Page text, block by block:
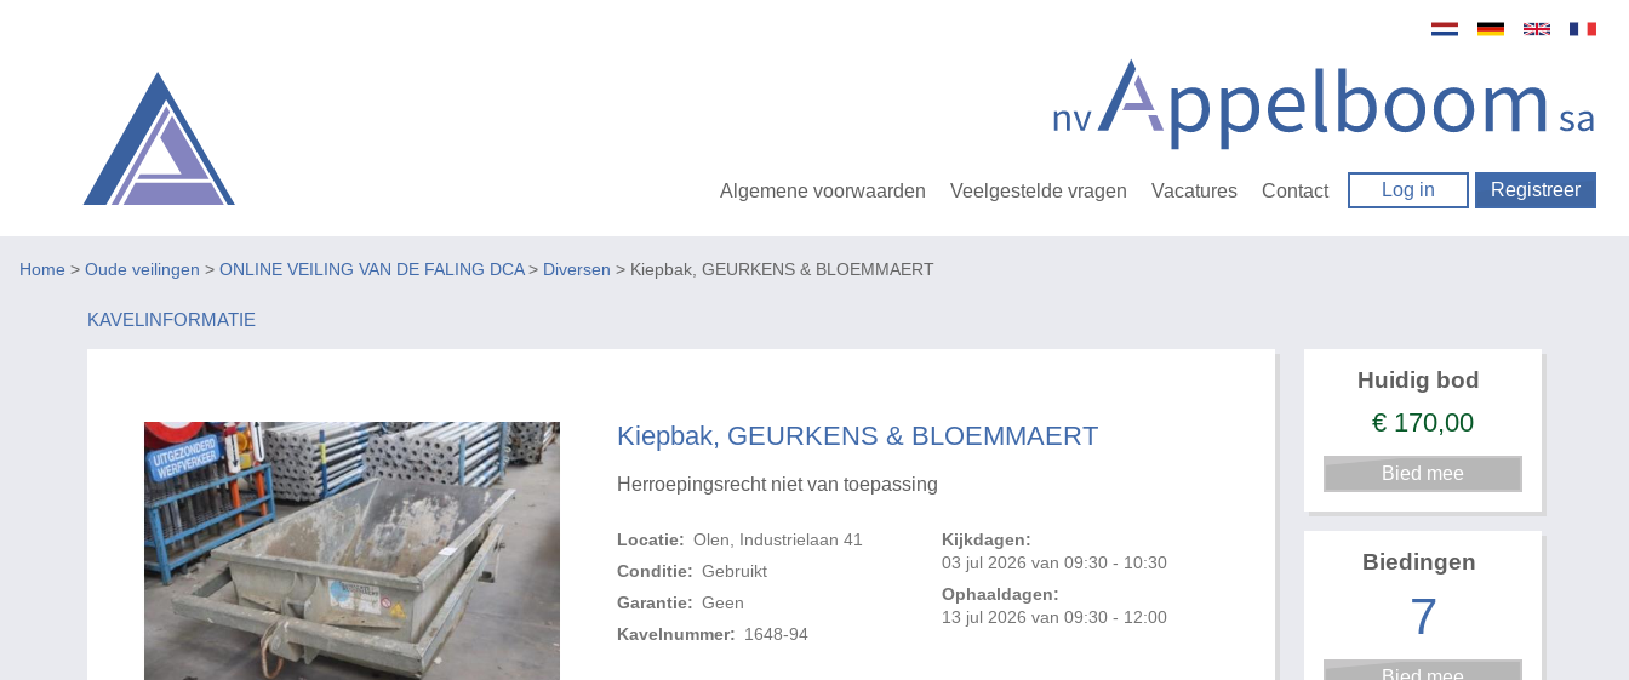
Algemene voorwaarden Veelgestelde vragen Vacatures Contact Log in Registreer
Home > Oude veilingen > ONLINE VEILING VAN DE FALING DCA> Diversen > Kiepbak, GEURKENS & BLOEMMAERT
KAVELINFORMATIE
Kiepbak, GEURKENS & BLOEMMAERT
Herroepingsrecht niet van toepassing
Locatie: Olen, Industrielaan 41
Conditie: Gebruikt
Garantie: Geen
Kavelnummer: 1648-94
Kijkdagen:
03 jul 2026 van 09:30 - 10:30
Ophaaldagen:
13 jul 2026 van 09:30 - 12:00
Huidig bod
€ 170,00
Biedingen
7